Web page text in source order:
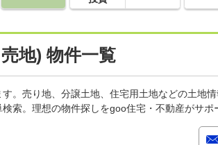
地) 物件一覧
。売り地、分譲土地、住宅用土地などの土地情
索。理想の物件探しをgoo住宅・不動産がサポ